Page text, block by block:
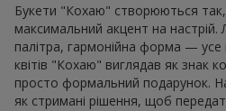
Букети "Кохаю" створюються
максимальний акцент на
палітра, гармонійна форма —
квітів "Кохаю" виглядав як знак
просто формальний подарунок.
як стримані рішення, щоб